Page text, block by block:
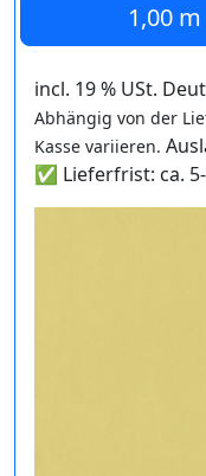
1,00 m
incl. 19 % USt.
Abhängig von der
Kasse variieren.
✅ Lieferfrist: ca.